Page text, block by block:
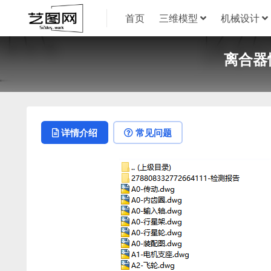
首页 三维模型 机械设计
离合
详情介绍 常见问题